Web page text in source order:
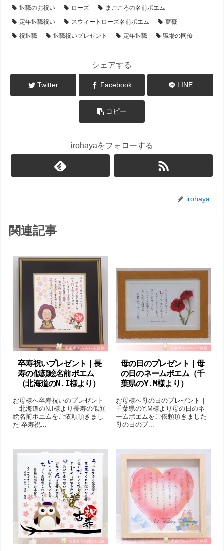
退職のお祝い ローズ
まごころの名前ポエム
定年退職祝い
スウィートローズ名前ポエム
薔薇
祝退職
退職祝いプレゼント 定年退職 職場の同僚
シェアする
Twitter Facebook LINE
コピー
irohayaをフォローする
irohaya
関連記事
卒寿祝いプレゼント｜長
寿の似顔絵名前ポエム
（北海道のN.I様より ）
お母様へ卒寿祝いのプレゼント
｜北海道のN.I様より長寿の似顔
絵名前ポエムをご依頼頂きまし
た 卒寿祝...
母の日のプレゼント｜母
の日のネームポエム（千
葉県のY.M様より ）
お母様へ母の日のプレゼント｜
千葉県のY.M様より母の日のネ
ームポエムをご依頼頂きました
母の日のプ...